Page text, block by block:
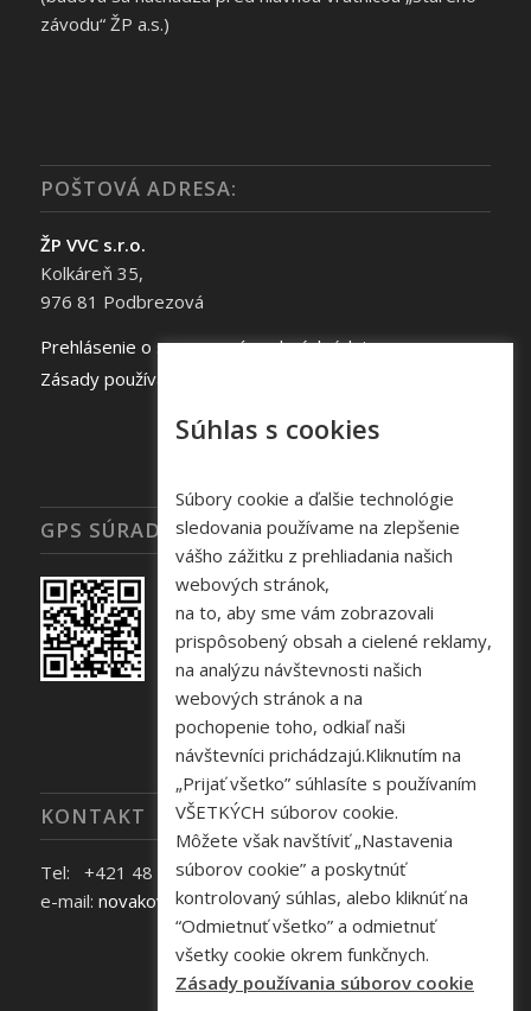
závodu“ ŽP a.s.)
POŠTOVÁ ADRESA:
ŽP VVC s.r.o.
Kolkáreň 35,
976 81 Podbrezová
Prehlásenie o spracovaní osobných údajov
Zásady používania súborov cookie
GPS SÚRADNICE
KONTAKT
Tel: +421 48 645 40 35
e-mail: novakova@zelpo.sk
Súhlas s cookies
Súbory cookie a ďalšie technológie
sledovania používame na zlepšenie
vášho zážitku z prehliadania našich
webových stránok,
na to, aby sme vám zobrazovali
prispôsobený obsah a cielené reklamy,
na analýzu návštevnosti našich
webových stránok a na
pochopenie toho, odkiaľ naši
návštevníci prichádzajú.Kliknutím na
„Prijať všetko” súhlasíte s používaním
VŠETKÝCH súborov cookie.
Môžete však navštíviť „Nastavenia
súborov cookie” a poskytnúť
kontrolovaný súhlas, alebo kliknúť na
“Odmietnuť všetko” a odmietnuť
všetky cookie okrem funkčnych.
Zásady používania súborov cookie